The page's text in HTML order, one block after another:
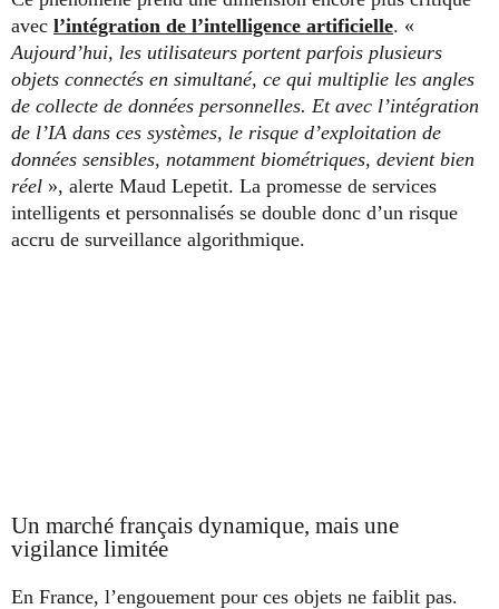
avec l’intégration de l’intelligence artificielle. «
Aujourd’hui, les utilisateurs portent parfois plusieurs
objets connectés en simultané, ce qui multiplie les angles
de collecte de données personnelles. Et avec l’intégration
de l’IA dans ces systèmes, le risque d’exploitation de
données sensibles, notamment biométriques, devient bien
réel », alerte Maud Lepetit. La promesse de services
intelligents et personnalisés se double donc d’un risque
accru de surveillance algorithmique.
Un marché français dynamique, mais une
vigilance limitée
En France, l’engouement pour ces objets ne faiblit pas.